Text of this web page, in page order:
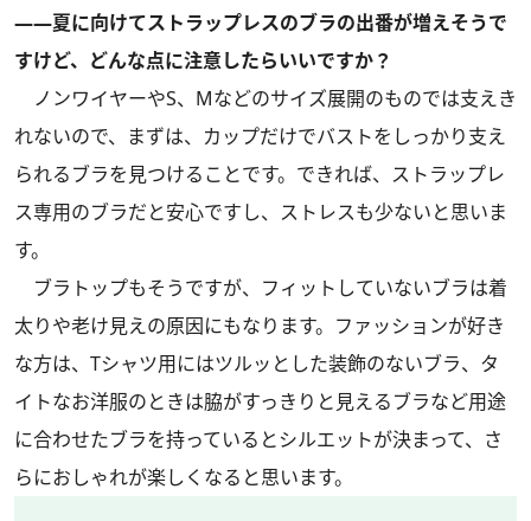
――夏に向けてストラップレスのブラの出番が増えそうで
すけど、どんな点に注意したらいいですか？
ノンワイヤーやS、Mなどのサイズ展開のものでは支えき
れないので、まずは、カップだけでバストをしっかり支え
られるブラを見つけることです。できれば、ストラップレ
ス専用のブラだと安心ですし、ストレスも少ないと思いま
す。
ブラトップもそうですが、フィットしていないブラは着
太りや老け見えの原因にもなります。ファッションが好き
な方は、Tシャツ用にはツルッとした装飾のないブラ、タ
イトなお洋服のときは脇がすっきりと見えるブラなど用途
に合わせたブラを持っているとシルエットが決まって、さ
らにおしゃれが楽しくなると思います。